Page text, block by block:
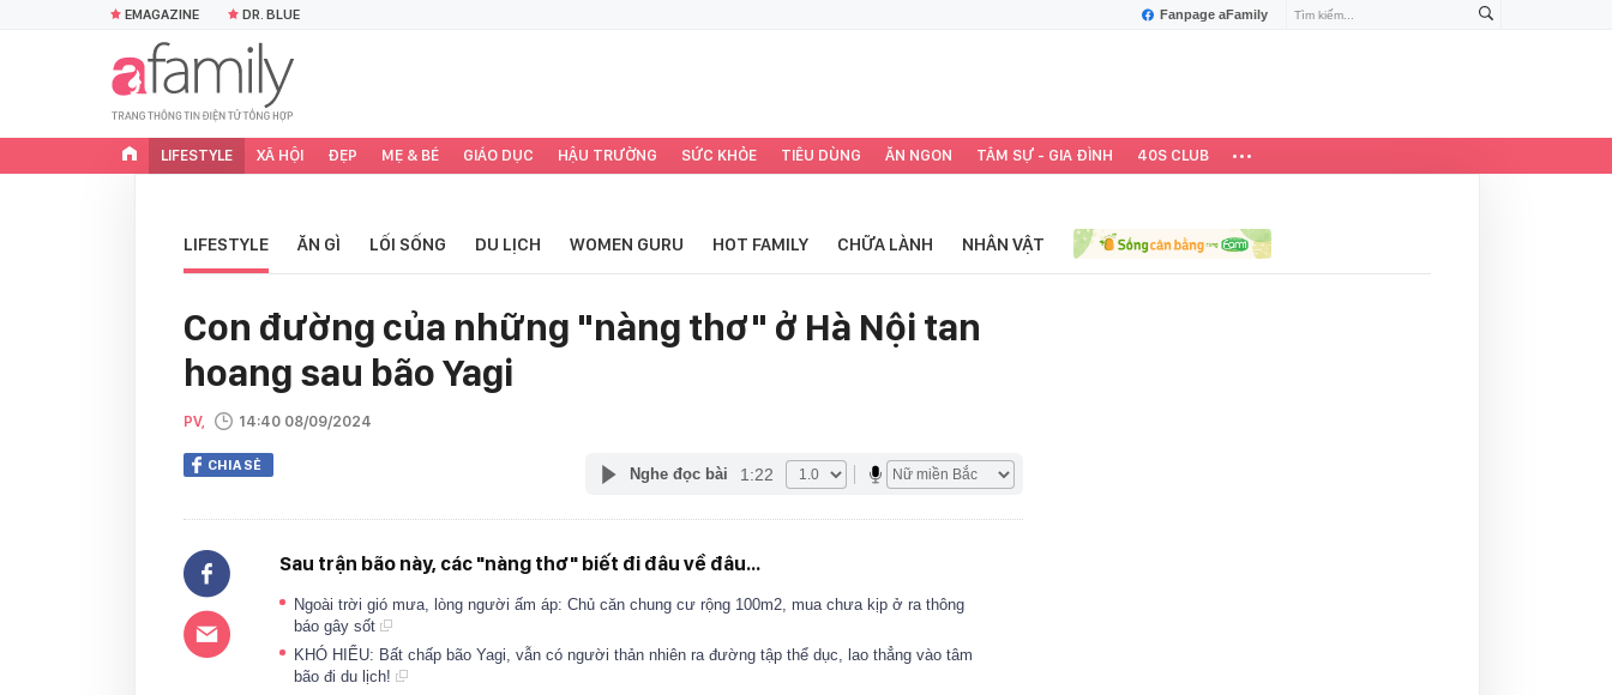
Fanpage aFamily
EMAGAZINE DR. BLUE
LIFESTYLE XÃ HỘI ĐẸP MẸ & BÉ GIÁO DỤC HẬU TRƯỜNG SỨC KHỎE TIÊU DÙNG ĂN NGON TÂM SỰ - GIA ĐÌNH 40S CLUB
LIFESTYLE ĂN GÌ LỐI SỐNG DU LỊCH WOMEN GURU HOT FAMILY CHỮA LÀNH NHÂN VẬT
Con đường của những "nàng thơ" ở Hà Nội tan
hoang sau bão Yagi
PV, 14:40 08/09/2024
CHIA SẺ Nghe đọc bài 1:22
Sau trận bão này, các "nàng thơ" biết đi đâu về đâu...
Ngoài trời gió mưa, lòng người ấm áp: Chủ căn chung cư rộng 100m2, mua chưa kịp ở ra thông
báo gây sốt
KHÓ HIỂU: Bất chấp bão Yagi, vẫn có người thản nhiên ra đường tập thể dục, lao thẳng vào tâm
bão đi du lịch!